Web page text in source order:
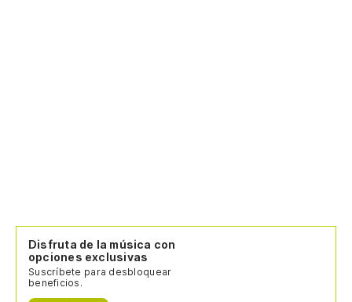
Disfruta de la música con
opciones exclusivas
Suscríbete para desbloquear
beneficios.